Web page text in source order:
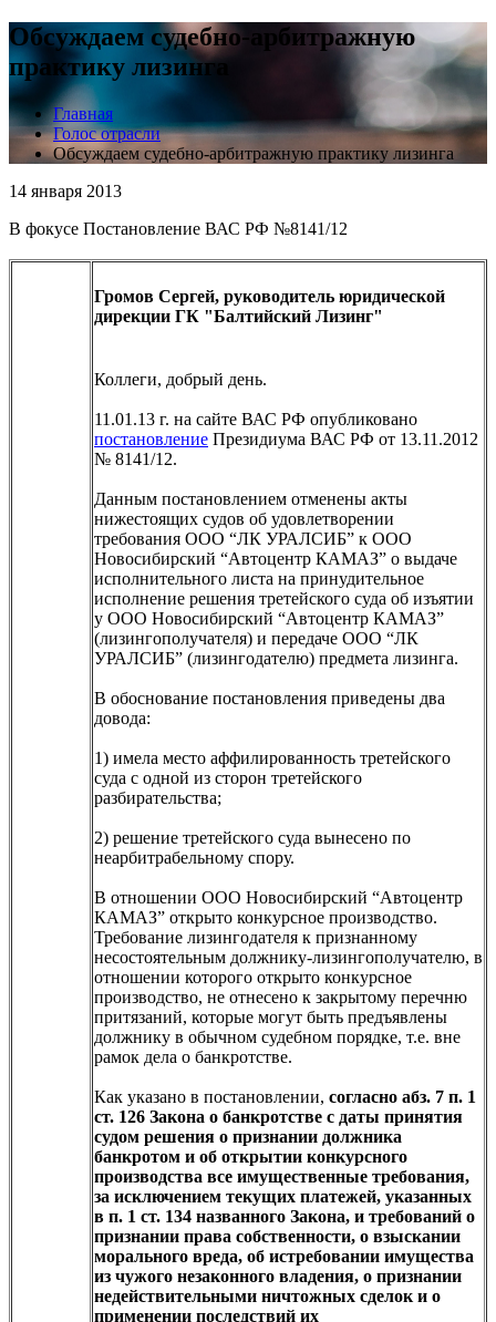
Обсуждаем судебно-арбитражную
практику лизинга
Главная
Голос отрасли
Обсуждаем судебно-арбитражную практику лизинга
14 января 2013
В фокусе Постановление ВАС РФ №8141/12
Громов Сергей, руководитель юридической
дирекции ГК "Балтийский Лизинг"
Коллеги, добрый день.
11.01.13 г. на сайте ВАС РФ опубликовано
постановление Президиума ВАС РФ от 13.11.2012
№ 8141/12.
Данным постановлением отменены акты
нижестоящих судов об удовлетворении
требования ООО “ЛК УРАЛСИБ” к ООО
Новосибирский “Автоцентр КАМАЗ” о выдаче
исполнительного листа на принудительное
исполнение решения третейского суда об изъятии
у ООО Новосибирский “Автоцентр КАМАЗ”
(лизингополучателя) и передаче ООО “ЛК
УРАЛСИБ” (лизингодателю) предмета лизинга.
В обоснование постановления приведены два
довода:
1) имела место аффилированность третейского
суда с одной из сторон третейского
разбирательства;
2) решение третейского суда вынесено по
неарбитрабельному спору.
В отношении ООО Новосибирский “Автоцентр
КАМАЗ” открыто конкурсное производство.
Требование лизингодателя к признанному
несостоятельным должнику-лизингополучателю, в
отношении которого открыто конкурсное
производство, не отнесено к закрытому перечню
притязаний, которые могут быть предъявлены
должнику в обычном судебном порядке, т.е. вне
рамок дела о банкротстве.
Как указано в постановлении, согласно абз. 7 п. 1
ст. 126 Закона о банкротстве с даты принятия
судом решения о признании должника
банкротом и об открытии конкурсного
производства все имущественные требования,
за исключением текущих платежей, указанных
в п. 1 ст. 134 названного Закона, и требований о
признании права собственности, о взыскании
морального вреда, об истребовании имущества
из чужого незаконного владения, о признании
недействительными ничтожных сделок и о
применении последствий их